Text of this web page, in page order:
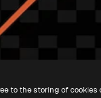
gerador de imagens
to the storing of